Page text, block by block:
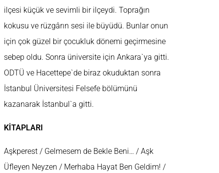
ilçesi küçük ve sevimli bir ilçeydi. Toprağın
kokusu ve rüzgârın sesi ile büyüdü. Bunlar onun
için çok güzel bir çocukluk dönemi geçirmesine
sebep oldu. Sonra üniversite için Ankara`ya gitti.
ODTÜ ve Hacettepe`de biraz okuduktan sonra
İstanbul Üniversitesi Felsefe bölümünü
kazanarak İstanbul`a gitti.
KİTAPLARI
Aşkperest / Gelmesem de Bekle Beni… / Aşk
Üfleyen Neyzen / Merhaba Hayat Ben Geldim! /